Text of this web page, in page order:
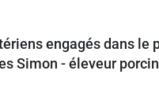
engagés dans le
Simon - éleveur